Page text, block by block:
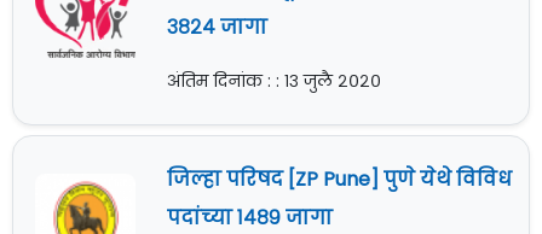
३८२४ जागा
अंतिम दिनांक : : १३ जुलै २०२०
जिल्हा परिषद [ZP Pune] पुणे येथे विविध
पदांच्या १४८९ जागा